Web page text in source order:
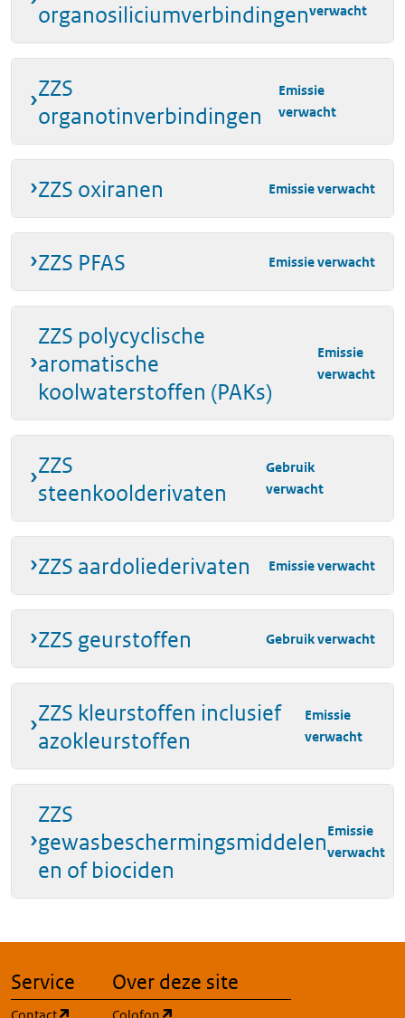
organosiliciumverbindingenverwacht
ZZS
organotinverbindingen
Emissie
verwacht
ZZS oxiranen Emissie verwacht
ZZS PFAS Emissie verwacht
ZZS polycyclische
aromatische
koolwaterstoffen (PAKs)
Emissie
verwacht
ZZS
steenkoolderivaten
Gebruik
verwacht
ZZS aardoliederivaten Emissie verwacht
ZZS geurstoffen Gebruik verwacht
ZZS kleurstoffen inclusief
azokleurstoffen
Emissie
verwacht
ZZS
gewasbeschermingsmiddelen
en of biociden
Emissie
verwacht
Service
(opent in een nieuw tabblad)
Over deze site